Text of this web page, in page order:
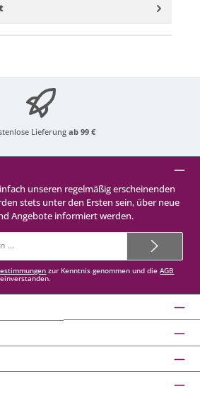
Lieferung ab 99 €
unseren regelmäßig erscheinenden
stets unter den Ersten sein, über neue
Angebote informiert werden.
Mail-
zur Kenntnis genommen und dieAGB